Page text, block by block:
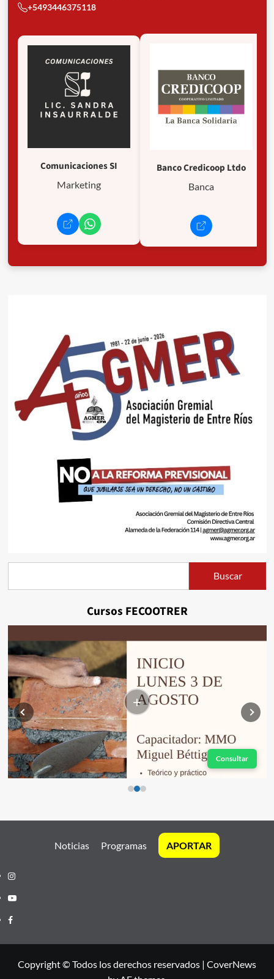
+5493446375118
Comunicaciones SI
Marketing
Banco Credicoop Ltdo
Banca
Buscar
Cursos FECOOTRER
+
Consultar
Noticias Programas APORTAR
Instagram
Youtube
Facebook
Copyright © Todos los derechos reservados | CoverNews